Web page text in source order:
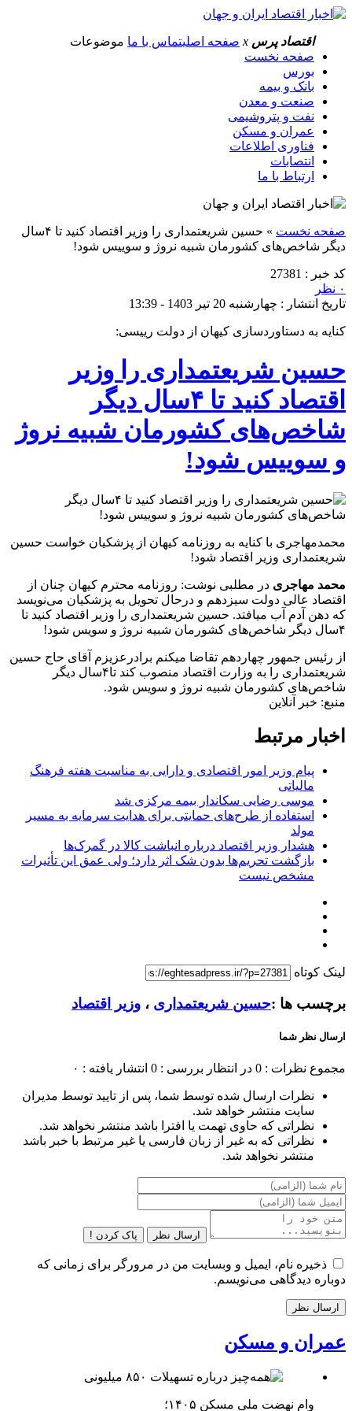
اقتصاد پرس x صفحه اصلیتماس با ما موضوعات
صفحه نخست
بورس
بانک و بیمه
صنعت و معدن
نفت و پتروشیمی
عمران و مسکن
فناوری اطلاعات
انتصابات
ارتباط با ما
صفحه نخست »
‎حسین‌ شریعتمداری را وزیر اقتصاد کنید تا ۴سال
دیگر شاخص‌های کشورمان شبیه نروژ و سوییس شود!
کد خبر : 27381
۰ نظر
تاریخ انتشار : چهارشنبه 20 تیر 1403 - 13:39
کنایه به دستاوردسازی کیهان از دولت رییسی:
‎حسین‌ شریعتمداری را وزیر
اقتصاد کنید تا ۴سال دیگر
شاخص‌های کشورمان شبیه نروژ
و سوییس شود!
محمدمهاجری با کنایه به روزنامه کیهان از پزشکیان خواست حسین
شریعتمداری وزیر اقتصاد شود!
محمد مهاجری در مطلبی نوشت: روزنامه محترم کیهان چنان از
اقتصاد عالی دولت سیزدهم و درحال تحویل به پزشکیان می‌نویسد
که دهن آدم آب میافتد. حسین شریعتمداری را وزیر اقتصاد کنید تا
۴سال دیگر شاخص‌های کشورمان شبیه نروژ و سویس شود!
از رئیس جمهور چهاردهم تقاضا میکنم برادرعزیزم آقای حاج حسین
شریعتمداری را به وزارت اقتصاد منصوب کند تا۴سال دیگر
شاخص‌های کشورمان شبیه نروژ و سویس شود.
منبع: خبر آنلاین
اخبار مرتبط
پیام وزیر امور اقتصادی و دارایی به مناسبت هفته فرهنگ
مالیاتی
موسی رضایی سکاندار بیمه مرکزی شد
استفاده از طرح‌های حمایتی برای هدایت سرمایه به مسیر
مولد
هشدار وزیر اقتصاد درباره انباشت کالا در گمرک‌ها
بازگشت تحریم‌ها بدون شک اثر دارد؛ ولی عمق این تأثیرات
مشخص نیست
لینک کوتاه
برچسب ها :حسین شریعتمداری ، وزیر اقتصاد
ارسال نظر شما
مجموع نظرات : 0 در انتظار بررسی : 0 انتشار یافته : ۰
نظرات ارسال شده توسط شما، پس از تایید توسط مدیران
سایت منتشر خواهد شد.
نظراتی که حاوی تهمت یا افترا باشد منتشر نخواهد شد.
نظراتی که به غیر از زبان فارسی یا غیر مرتبط با خبر باشد
منتشر نخواهد شد.
ارسال نظر پاک کردن !
ذخیره نام، ایمیل و وبسایت من در مرورگر برای زمانی که
دوباره دیدگاهی می‌نویسم.
عمران و مسکن
وام نهضت ملی مسکن ۱۴۰۵؛